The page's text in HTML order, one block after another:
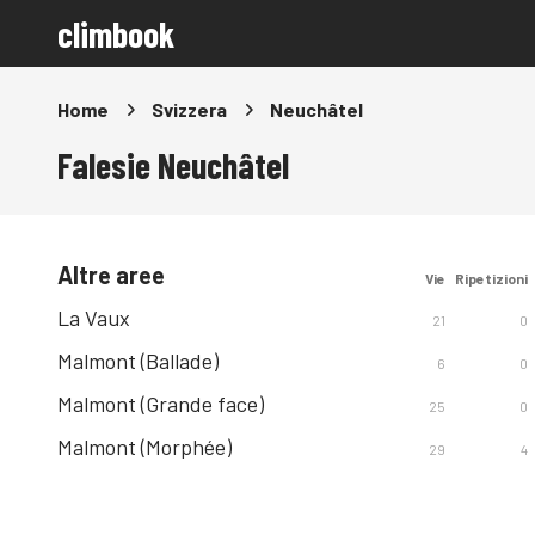
climbook
Home Svizzera Neuchâtel
Falesie Neuchâtel
Altre aree Vie Ripetizioni
La Vaux 21 0
Malmont (Ballade) 6 0
Malmont (Grande face) 25 0
Malmont (Morphée) 29 4